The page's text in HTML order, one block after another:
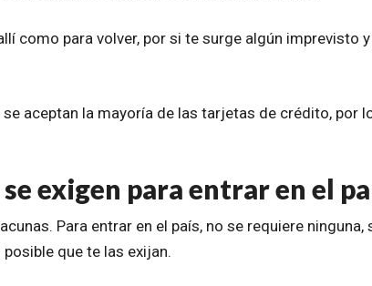
como para volver, por si te surge algún imprevisto y
aceptan la mayoría de las tarjetas de crédito, por
exigen para entrar en el
Para entrar en el país, no se requiere ninguna,
que te las exijan.